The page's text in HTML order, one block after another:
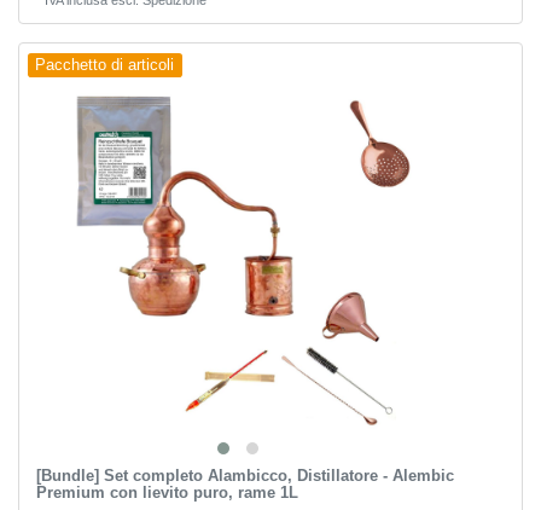
Pacchetto di articoli
[Bundle] Set completo Alambicco, Distillatore - Alembic
Premium con lievito puro, rame 1L